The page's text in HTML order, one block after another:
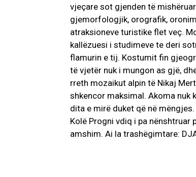
vjeçare sot gjenden të
gjemorfologjik, orografik,
atraksioneve turistike flet veç.
kallëzuesi i studimeve te deri
flamurin e tij. Kostumit fin
të vjetër nuk i mungon as gjë,
rreth mozaikut alpin të Nikaj
shkencor maksimal. Akoma nuk
dita e mirë duket që në
Kolë Progni vdiq i pa nënshtruar
amshim. Ai la trashëgimtare: